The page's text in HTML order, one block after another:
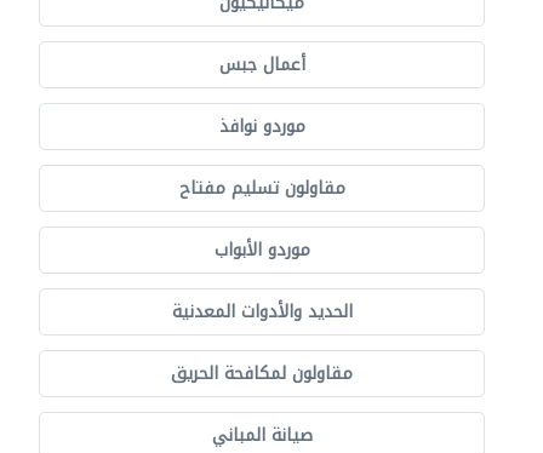
أعمال جبس
موردو نوافذ
مقاولون تسليم مفتاح
موردو الأبواب
الحديد والأدوات المعدنية
مقاولون لمكافحة الحريق
صيانة المباني